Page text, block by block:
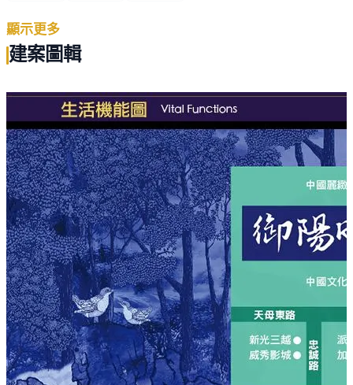
許多頂尖名流捨信義計劃而落籍陽明山，為的就是收攬台
北市極景及居高臨下的火樹銀花。
平日在會議桌上叱咜風雲，每天回大自然裡沈澱心靈，他
們的居所也成為韜光養晦的寧靜莊園。
「御陽明」座落在仰德大道最美的一段同時也是臥虎藏龍
的名人聚落，統領百貨德宏建設繼信義豪邸之後，
特別禮聘花博舞蝶館建築師金光裕及石靜慧、國際空間大
師林馬克及藝術家徐永旭攜手打造百坪大戶臻品，
「御陽明」遠眺觀音山，以背山望水太師椅座向，收納陽
明山國家公園自然地圖。
手作木紋藝術陶板鑲嵌外觀，戶戶大陽台迎向朗朗靜山；
顯示更多
建案圖輯